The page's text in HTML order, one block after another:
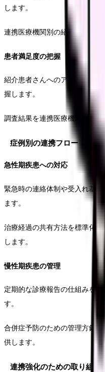
します。
連携医療機関別の紹介実績を評
患者満足度の把握
紹介患者さんへのアンケート
握します。
調査結果を連携医療機関と共有
症例別の連携フロー
急性期疾患への対応
緊急時の連絡体制や受入れ基
ます。
治療経過の共有方法を標準化
します。
慢性期疾患の管理
定期的な診療報告の仕組みを
す。
合併症予防のための管理方針
供します。
連携強化のための取り組み